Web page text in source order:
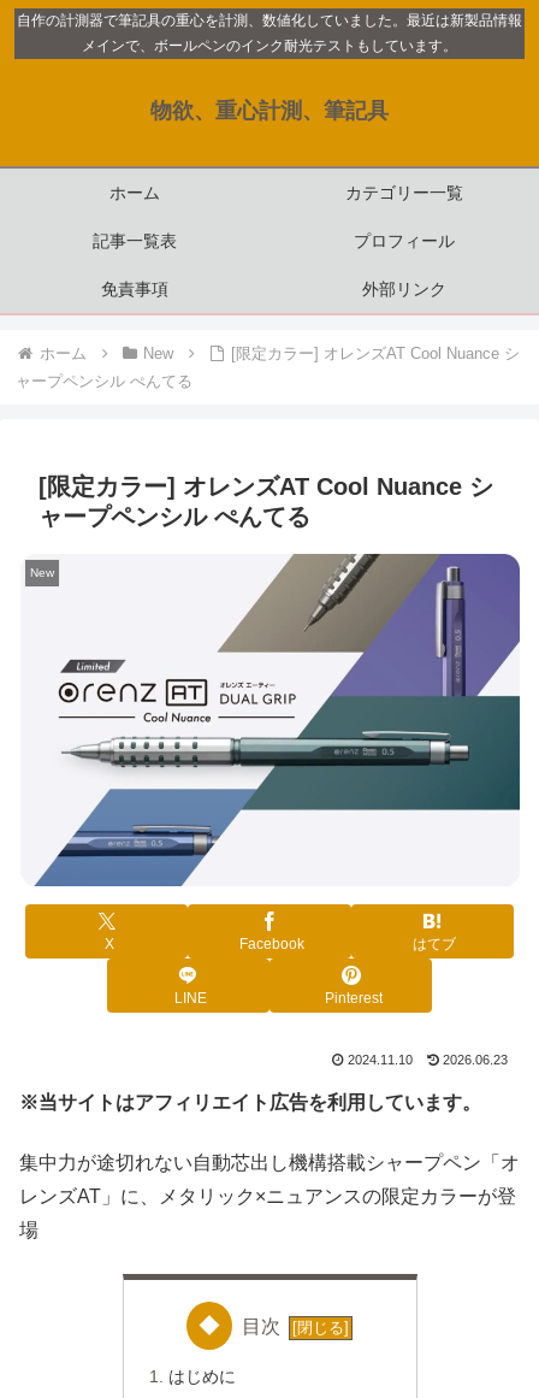
自作の計測器で筆記具の重心を計測、数値化していました。最近は新製品情報
メインで、ボールペンのインク耐光テストもしています。
物欲、重心計測、筆記具
ホーム カテゴリー一覧
記事一覧表 プロフィール
免責事項 外部リンク
ホーム New
[限定カラー] オレンズAT Cool Nuance シ
ャープペンシル ぺんてる
[限定カラー] オレンズAT Cool Nuance シ
ャープペンシル ぺんてる
New
X Facebook はてブ
LINE Pinterest
2024.11.10 2026.06.23
※当サイトはアフィリエイト広告を利用しています。
集中力が途切れない自動芯出し機構搭載シャープペン「オ
レンズAT」に、メタリック×ニュアンスの限定カラーが登
場
目次
はじめに